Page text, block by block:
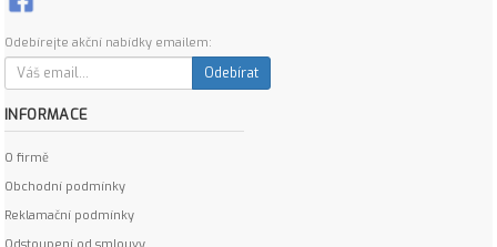
Odebírejte akční nabídky emailem:
Odebírat
INFORMACE
O firmě
Obchodní podmínky
Reklamační podmínky